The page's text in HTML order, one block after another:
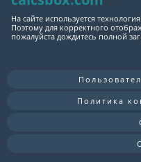
На сайте используется технология
Поэтому для корректного
пожалуйста дождитесь полной
Политика